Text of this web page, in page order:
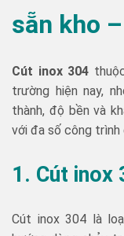
sẵn kho
Cút inox 304
trường hiện nay,
thành, độ bền và
với đa số công trình
1. Cút inox
Cút inox 304 là